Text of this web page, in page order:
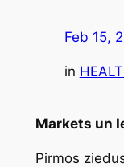
Feb 15,
in
Markets un
Pirmos